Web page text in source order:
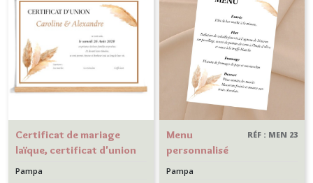
Certificat de mariage
laïque, certificat d'union
Pampa
Menu
personnalisé
RÉF : MEN 23
Pampa